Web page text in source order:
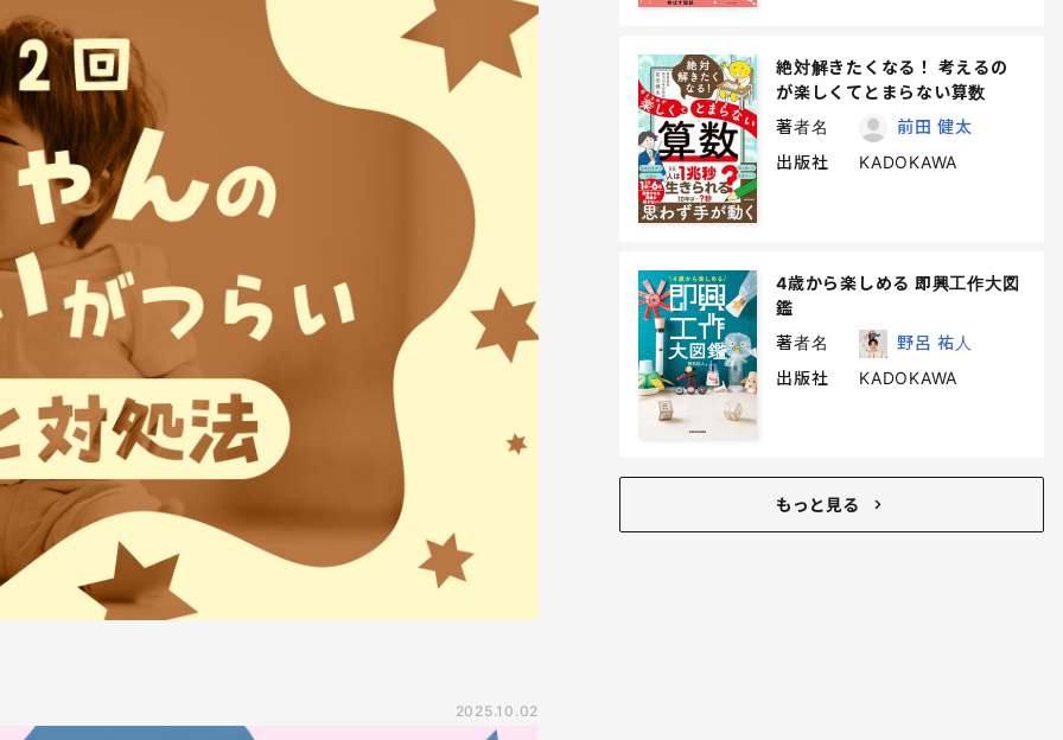
2025.10.02
絶対解きたくなる！ 考えるの
が楽しくてとまらない算数
著者名
前田 健太
出版社
KADOKAWA
4歳から楽しめる 即興工作大図
鑑
著者名
野呂 祐人
出版社
KADOKAWA
もっと見る